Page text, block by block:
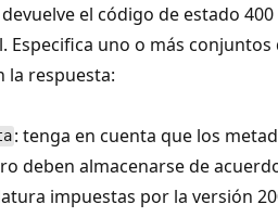
el código de estado
Especifica uno o más
la respuesta:
: tenga en cuenta que los
deben almacenarse de
impuestas por la versión